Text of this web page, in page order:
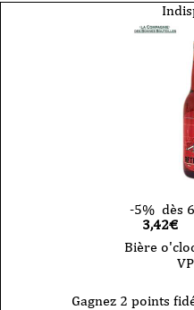
-5% dès 6
3,42€
Bière
Gagnez 2 points